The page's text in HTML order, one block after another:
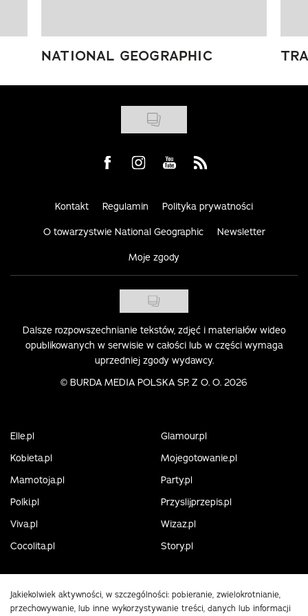
NATIONAL GEOGRAPHIC
Visit us on Facebook
Visit us on Instagram
Visit us on Youtube
Visit us on Rss
Kontakt Regulamin Polityka prywatności
O towarzystwie National Geographic Newsletter
Moje zgody
Dalsze rozpowszechnianie tekstów, zdjęć i materiałów wideo
opublikowanych w serwisie w całości lub w części wymaga
uprzedniej zgody wydawcy.
© BURDA MEDIA POLSKA SP. Z O. O. 2026
Elle.pl
Glamour.pl
Kobieta.pl
Mojegotowanie.pl
Mamotoja.pl
Party.pl
Polki.pl
Przyslijprzepis.pl
Viva.pl
Wizaz.pl
Cocolita.pl
Story.pl
Jakiekolwiek aktywności, w szczególności: pobieranie, zwielokrotnianie,
przechowywanie, lub inne wykorzystywanie treści, danych lub informacji